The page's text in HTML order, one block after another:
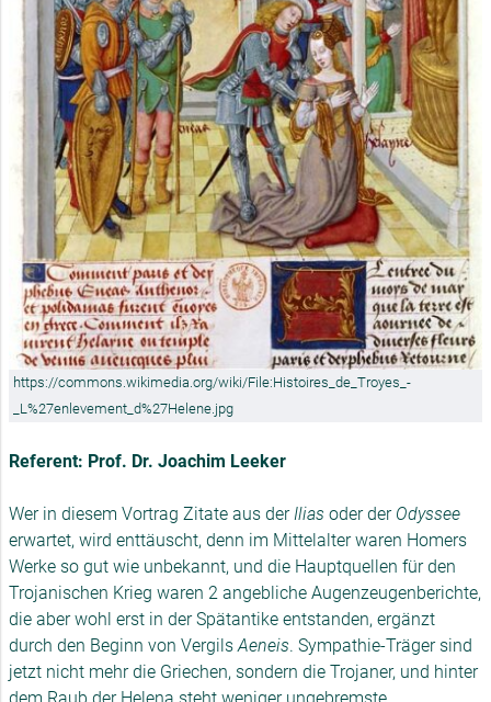
https://commons.wikimedia.org/wiki/File:Histoires_de_Troyes_-
_L%27enlevement_d%27Helene.jpg
Referent: Prof. Dr. Joachim Leeker
Wer in diesem Vortrag Zitate aus derIlias oder der Odyssee
erwartet, wird enttäuscht, denn im Mittelalter waren Homers
Werke so gut wie unbekannt, und die Hauptquellen für den
Trojanischen Krieg waren 2 angebliche Augenzeugenberichte,
die aber wohl erst in der Spätantike entstanden, ergänzt
durch den Beginn von VergilsAeneis. Sympathie-Träger sind
jetzt nicht mehr die Griechen, sondern die Trojaner, und hinter